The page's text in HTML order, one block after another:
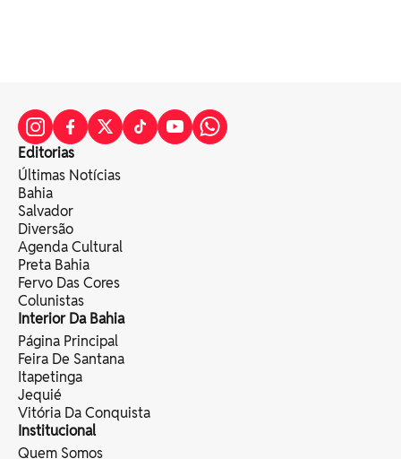
Editorias
Últimas Notícias
Bahia
Salvador
Diversão
Agenda Cultural
Preta Bahia
Fervo Das Cores
Colunistas
Interior Da Bahia
Página Principal
Feira De Santana
Itapetinga
Jequié
Vitória Da Conquista
Institucional
Quem Somos